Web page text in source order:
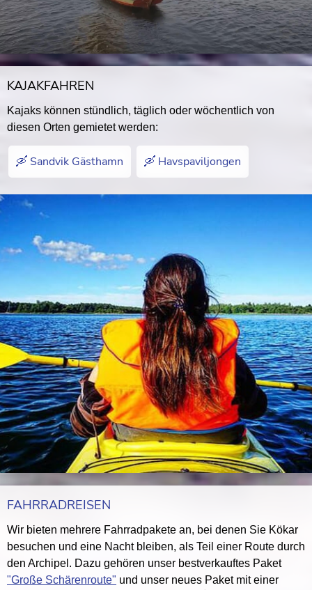
KAJAKFAHREN
Kajaks können stündlich, täglich oder wöchentlich von
diesen Orten gemietet werden:
🛶 Sandvik Gästhamn 🛶 Havspaviljongen
FAHRRADREISEN
Wir bieten mehrere Fahrradpakete an, bei denen Sie Kökar
besuchen und eine Nacht bleiben, als Teil einer Route durch
den Archipel. Dazu gehören unser bestverkauftes Paket
"Große Schärenroute" und unser neues Paket mit einer